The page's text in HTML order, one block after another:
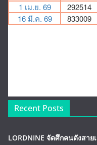
Recent Posts
LORDNINE จัดศึกคนดังสา